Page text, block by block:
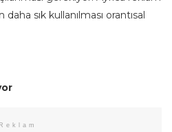
sık kullanılması orantısal
Reklam